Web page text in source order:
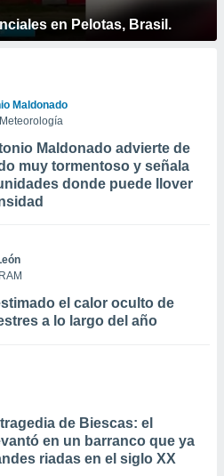
en Pelotas, Brasil.
Maldonado
Maldonado advierte de
muy tormentoso y señala
donde puede llover
el calor oculto de
a lo largo del año
de Biescas: el
en un barranco que ya
riadas en el siglo XX